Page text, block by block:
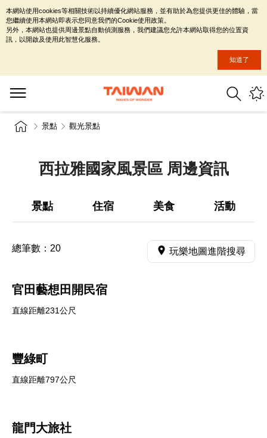
景點 觀光景點
西拉雅國家風景區 周邊資訊
景點 住宿 美食 活動
總筆數： 20 玩樂地圖進階搜尋
官田藝想田開民宿
直線距離231公尺
豐綠町
直線距離797公尺
龍門大旅社
本網站使用cookies等相關技術以持續優化網站服務，並有助於為您提供更佳的體驗，當
您繼續使用本網站即表示您同意我們的Cookie使用政策。
另外，本網站也提供周邊景點自動偵測服務，我們建議您允許本網站取得您的位置資
訊，以開啟及使用此智慧化服務。
知道了